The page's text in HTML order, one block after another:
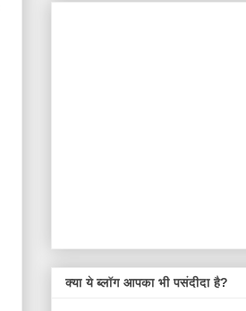
क्या ये ब्लॉग आपका भी पसंदीदा है?